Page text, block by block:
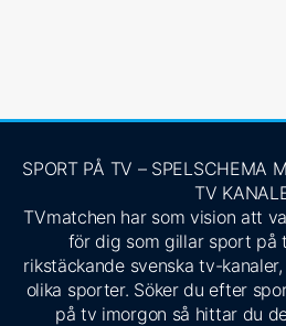
SPORT PÅ TV – SPELSCHEMA
TV
TVmatchen har som vision att
för dig som gillar sport på
rikstäckande svenska tv-
olika sporter. Söker du efter
på tv imorgon så hittar du